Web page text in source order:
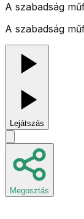
A szabadság
A szabadság
Lejátszás
Megosztás